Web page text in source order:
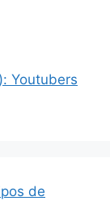
Youtubers
de